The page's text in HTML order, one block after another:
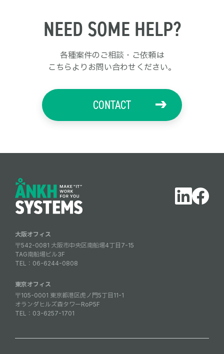
NEED SOME HELP?
各種案件のご相談・ご依頼は
こちらよりお問い合わせください。
CONTACT
大阪オフィス
〒542-0081 大阪市中央区南船場4丁目7-15
TAG南船場ビル3F
TEL： 06-6244-0808
東京オフィス
〒105-0001 東京都港区虎ノ門5丁目11-1
オランダヒルズ森タワーRoP5F
TEL： 03-6257-1701